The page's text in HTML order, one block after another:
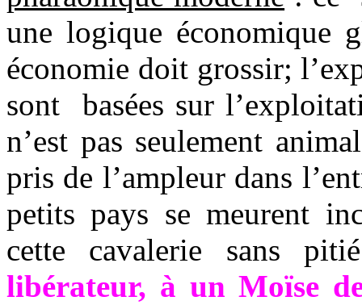
une logique économique
économie doit grossir;
sont
basées sur
n’est pas seulement
pris de l’ampleur dans
petits pays se meurent
cette cavalerie sans
libérateur, à un Moïse